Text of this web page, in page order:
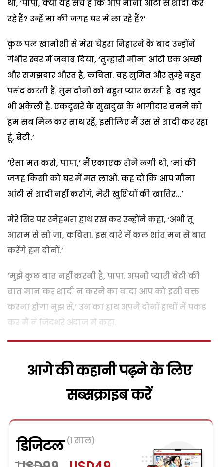
थी, ‘पापा, क्या यह सच है कि आप मीना आंटी से शादी कर
रहे हैं? उन्हें मां की जगह घर में ला रहे हैं?’
कुछ पल खामोशी से मेरा चेहरा निहारने के बाद उन्होंने
गंभीर स्वर में जवाब दिया, ‘तुम्हारी मीना आंटी एक अच्छी
और समझदार औरत है, कविता. वह सुमित और तुम्हें बहुत
पसंद करती है. तुम दोनों को बहुत प्यार करती है. वह खुद
भी अकेली है. एकदूसरे के सुखदुख के भागीदार बनने को
हम सब मिल कर साथ रहें, इसीलिए मैं उस से शादी कर रहा
हूं, बेटी.’
‘ऐसा मत करो, पापा,’ मैं एकाएक रोने लगी थी, ‘मां की
जगह किसी को घर में मत लाओ. कह दो कि आप मीना
आंटी से शादी नहीं करोगे, मेरी खुशियों की खातिर...’
मेरे सिर पर स्नेहभरा हाथ रख कर उन्होंने कहा, ‘अभी तू
आराम से सो जा, कविता. इस बारे में कल शांत मन से बात
करेंगे हम दोनों.’
‘मुझे कुछ बात नहीं करनी है, पापा. अपनी प्यारी बेटी की
बात मान कर शादी न करने का वादा आप को इसी वक्त
करना होगा मुझ से,’ उन का हाथ अपने दोनों हाथों में पकड़
कर मैं ने जिदभरे अंदाज में कहा.
आगे की कहानी पढ़ने के लिए
सब्सक्राइब करें
डिजिटल (1 साल)